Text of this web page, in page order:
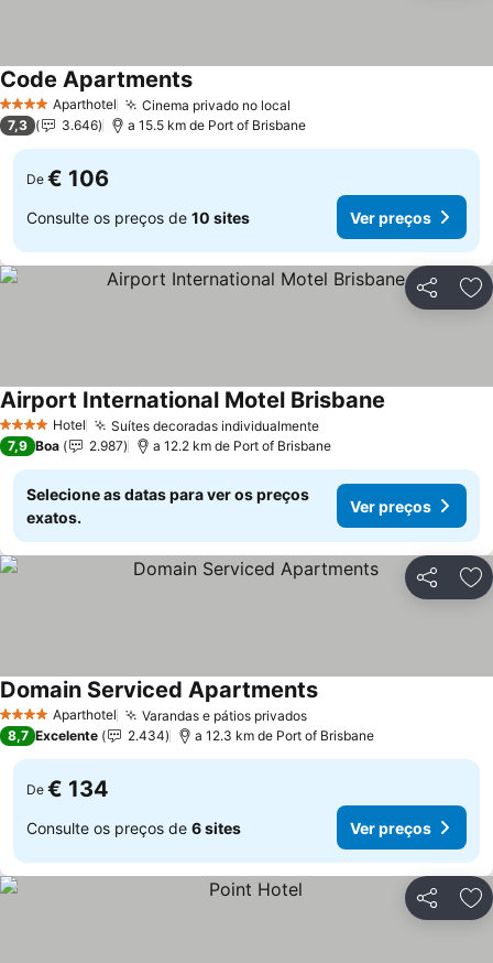
4 EstrelasAparthotel Cinema privado no local
Code Apartments
7,3 3.646 a 15.5 km de Port of Brisbane
De € 106
Consulte os preços de 10 sites Ver preços
Partilhar
4 EstrelasHotel Suítes decoradas individualmente
Airport International Motel Brisbane
7,9 Boa 2.987 a 12.2 km de Port of Brisbane
Selecione as datas para ver os preços
exatos.
Ver preços
Partilhar
4 EstrelasAparthotel Varandas e pátios privados
Domain Serviced Apartments
8,7 Excelente 2.434 a 12.3 km de Port of Brisbane
De € 134
Consulte os preços de 6 sites Ver preços
Partilhar